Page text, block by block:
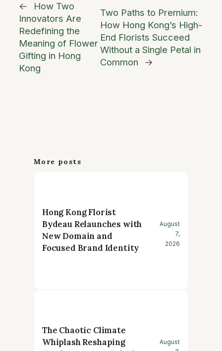
←
How Two
Innovators Are
Redefining the
Meaning of Flower
Gifting in Hong
Kong
Two Paths to Premium:
How Hong Kong’s High-
End Florists Succeed
Without a Single Petal in
Common
→
More posts
Hong Kong Florist
Bydeau Relaunches with
New Domain and
Focused Brand Identity
August
7,
2026
The Chaotic Climate
Whiplash Reshaping
August